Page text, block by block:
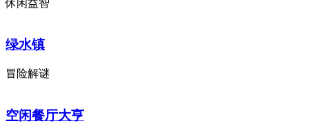
休闲益智
绿水镇
冒险解谜
空闲餐厅大亨